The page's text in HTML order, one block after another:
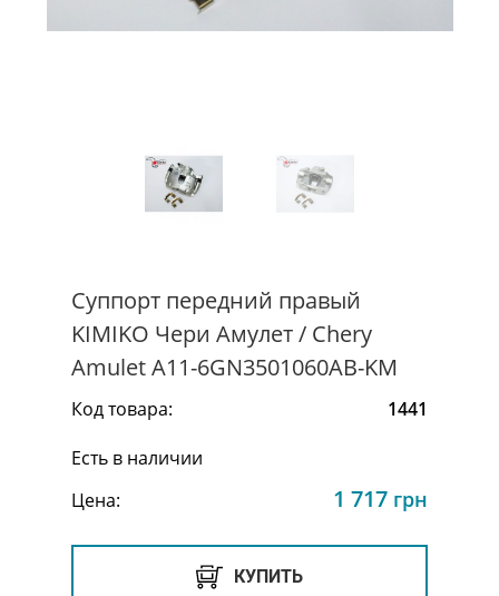
Суппорт передний правый
KIMIKO Чери Амулет / Chery
Amulet A11-6GN3501060AB-KM
Код товара:
1441
Есть в наличии
Цена:
1 717 грн
КУПИТЬ